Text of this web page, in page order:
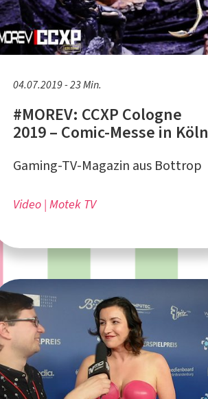
04.07.2019 - 23 Min.
#MOREV: CCXP Cologne
2019 – Comic-Messe in Köln
Gaming-TV-Magazin aus Bottrop
Video Motek TV